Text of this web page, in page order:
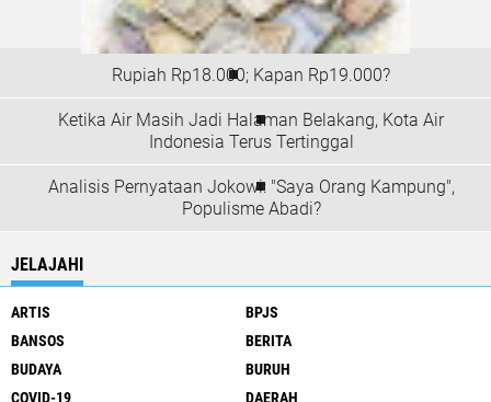
Rupiah Rp18.000; Kapan Rp19.000?
Ketika Air Masih Jadi Halaman Belakang, Kota Air
Indonesia Terus Tertinggal
Analisis Pernyataan Jokowi: "Saya Orang Kampung",
Populisme Abadi?
JELAJAHI
ARTIS
BPJS
BANSOS
BERITA
BUDAYA
BURUH
COVID-19
DAERAH